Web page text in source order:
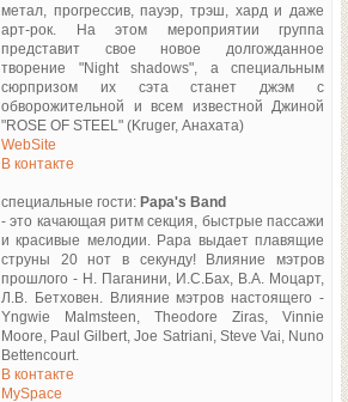
метал, прогрессив, пауэр, трэш, хард и даже
арт-рок. На этом мероприятии группа
представит свое новое долгожданное
творение "Night shadows", а специальным
сюрпризом их сэта станет джэм с
обворожительной и всем известной Джиной
"ROSE OF STEEL" (Kruger, Анахата)
WebSite
В контакте
специальные гости: Papa's Band
- это качающая ритм секция, быстрые пассажи
и красивые мелодии. Papa выдает плавящие
струны 20 нот в секунду! Влияние мэтров
прошлого - Н. Паганини, И.С.Бах, В.А. Моцарт,
Л.В. Бетховен. Влияние мэтров настоящего -
Yngwie Malmsteen, Theodore Ziras, Vinnie
Moore, Paul Gilbert, Joe Satriani, Steve Vai, Nuno
Bettencourt.
В контакте
MySpace